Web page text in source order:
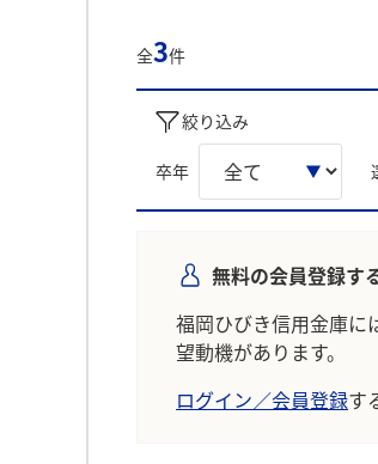
全3件
絞り込み
卒年
無料の会員登録す
福岡ひびき信用金庫に
望動機があります。
ログイン／会員登録す